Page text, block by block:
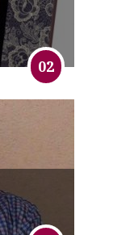
02